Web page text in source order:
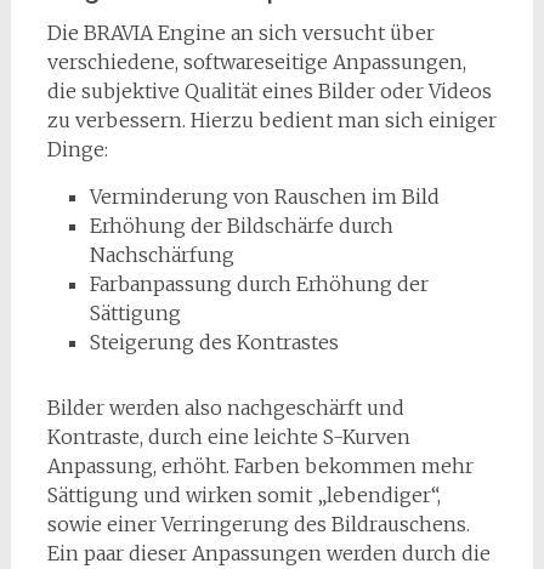
Die BRAVIA Engine an sich versucht über
verschiedene, softwareseitige Anpassungen,
die subjektive Qualität eines Bilder oder Videos
zu verbessern. Hierzu bedient man sich einiger
Dinge:
Verminderung von Rauschen im Bild
Erhöhung der Bildschärfe durch
Nachschärfung
Farbanpassung durch Erhöhung der
Sättigung
Steigerung des Kontrastes
Bilder werden also nachgeschärft und
Kontraste, durch eine leichte S-Kurven
Anpassung, erhöht. Farben bekommen mehr
Sättigung und wirken somit „lebendiger“,
sowie einer Verringerung des Bildrauschens.
Ein paar dieser Anpassungen werden durch die